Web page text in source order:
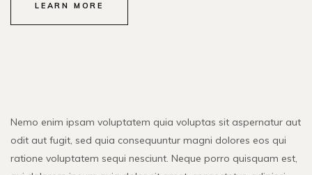
LEARN MORE
Nemo enim ipsam voluptatem quia voluptas sit aspernatur aut
odit aut fugit, sed quia consequuntur magni dolores eos qui
ratione voluptatem sequi nesciunt. Neque porro quisquam est,